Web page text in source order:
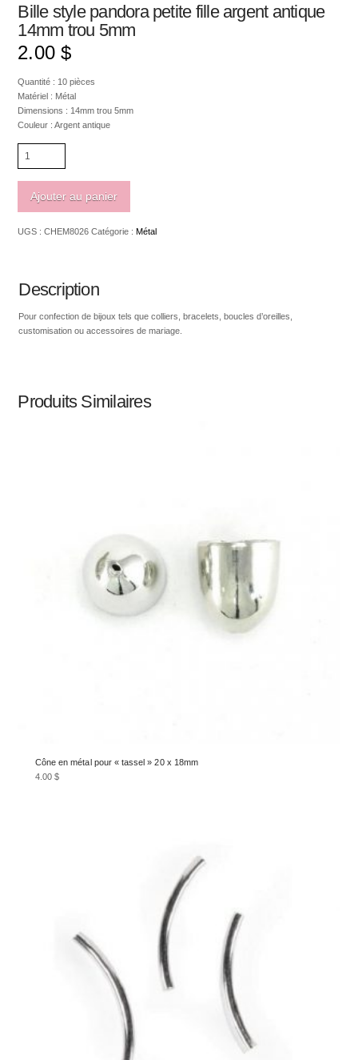
Bille style pandora petite fille argent antique
14mm trou 5mm
2.00 $
Quantité : 10 pièces
Matériel : Métal
Dimensions : 14mm trou 5mm
Couleur : Argent antique
style
fille
trou
Ajouter au panier
UGS :CHEM8026 Catégorie :Métal
Description
Pour confection de bijoux tels que colliers, bracelets, boucles d’oreilles,
customisation ou accessoires de mariage.
Produits Similaires
Cône en métal pour « tassel » 20 x 18mm
4.00$